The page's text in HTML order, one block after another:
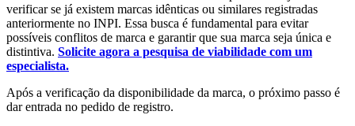
verificar se já existem marcas idênticas ou similares registradas
anteriormente no INPI. Essa busca é fundamental para evitar
possíveis conflitos de marca e garantir que sua marca seja única e
distintiva. Solicite agora a pesquisa de viabilidade com um
especialista.
Após a verificação da disponibilidade da marca, o próximo passo é
dar entrada no pedido de registro.